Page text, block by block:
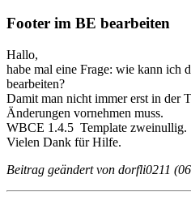
Footer im BE bearbeiten
Hallo,
habe mal eine Frage: wie kann ich
bearbeiten?
Damit man nicht immer erst in der
Änderungen vornehmen muss.
WBCE 1.4.5 Template zweinullig.
Vielen Dank für Hilfe.
Beitrag geändert von dorfli0211